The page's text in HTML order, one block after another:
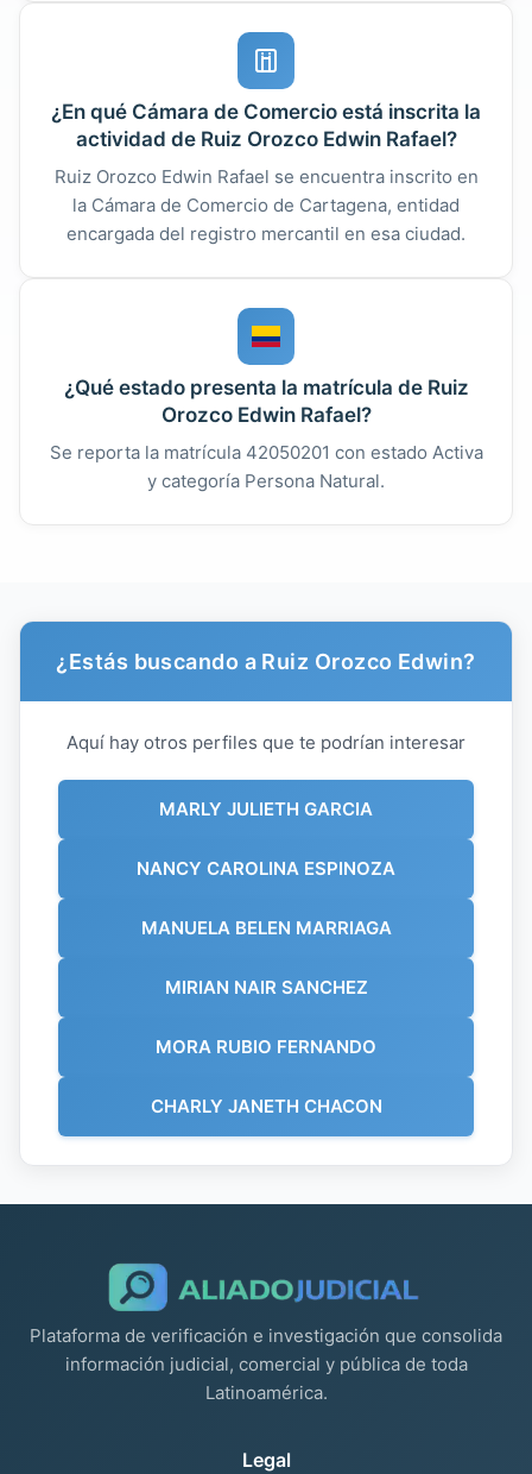
¿En qué Cámara de Comercio está inscrita la
actividad de Ruiz Orozco Edwin Rafael?
Ruiz Orozco Edwin Rafael se encuentra inscrito en
la Cámara de Comercio de Cartagena, entidad
encargada del registro mercantil en esa ciudad.
¿Qué estado presenta la matrícula de Ruiz
Orozco Edwin Rafael?
Se reporta la matrícula 42050201 con estado Activa
y categoría Persona Natural.
¿Estás buscando a Ruiz Orozco Edwin?
Aquí hay otros perfiles que te podrían interesar
MARLY JULIETH GARCIA
NANCY CAROLINA ESPINOZA
MANUELA BELEN MARRIAGA
MIRIAN NAIR SANCHEZ
MORA RUBIO FERNANDO
CHARLY JANETH CHACON
Plataforma de verificación e investigación que consolida
información judicial, comercial y pública de toda
Latinoamérica.
Legal